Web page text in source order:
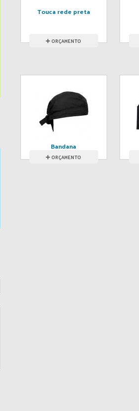
Touca rede preta
ORÇAMENTO
Bandana
ORÇAMENTO